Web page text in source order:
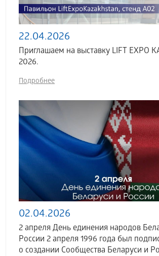
22.04.2026
Приглашаем на выставку LIFT EXPO
2026.
Подробнее
02.04.2026
2 апреля День единения народов
России 2 апреля 1996 года был
о создании Сообщества Беларуси и